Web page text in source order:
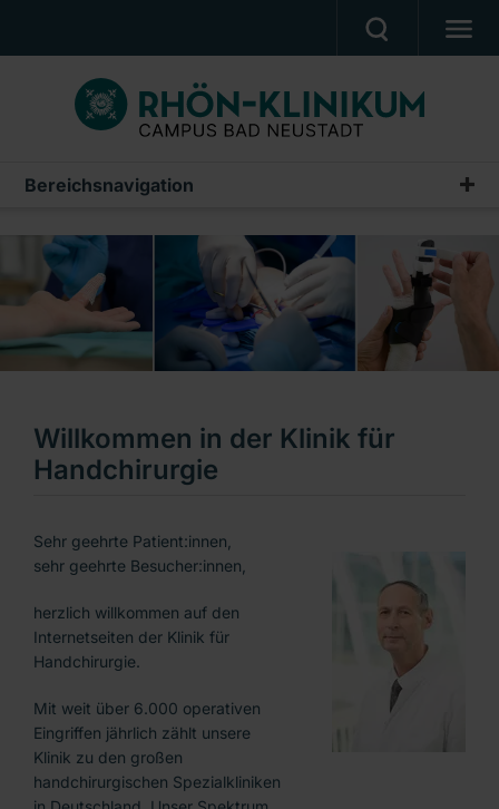
MEDIZIN & PFLEGE
PATIENTEN & BESUCHER
CAMPUS AKADEMIE
AKTUELLES
NOTFALL
Bereichsnavigation
Handchirurgie
Willkommen
Unser Team
Unsere Leistungen
Sprechstunde
Kontakt
Willkommen in der Klinik für
Handchirurgie
Sehr geehrte Patient:innen,
sehr geehrte Besucher:innen,
herzlich willkommen auf den
Internetseiten der Klinik für
Handchirurgie.
Mit weit über 6.000 operativen
Eingriffen jährlich zählt unsere
Klinik zu den großen
handchirurgischen Spezialkliniken